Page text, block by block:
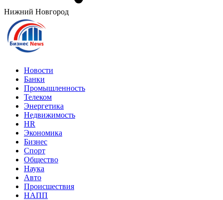
Нижний Новгород
Новости
Банки
Промышленность
Телеком
Энергетика
Недвижимость
HR
Экономика
Бизнес
Спорт
Общество
Наука
Авто
Происшествия
НАПП